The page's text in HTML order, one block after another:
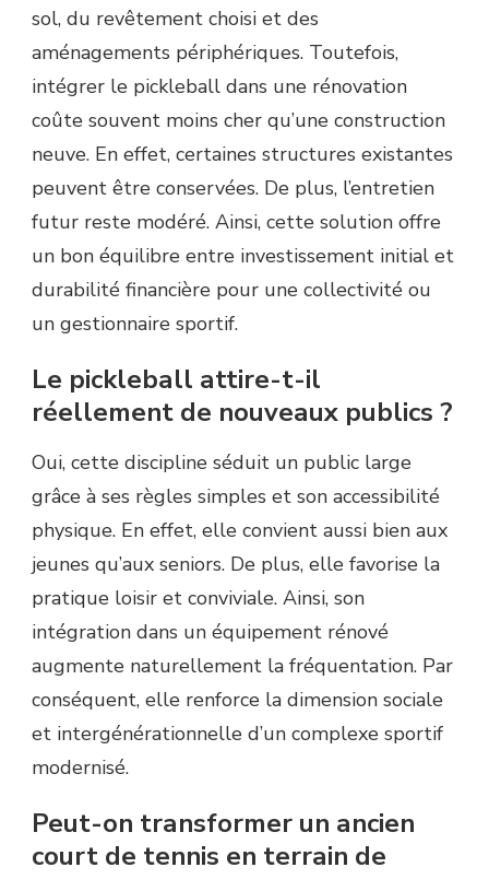
sol, du revêtement choisi et des
aménagements périphériques. Toutefois,
intégrer le pickleball dans une rénovation
coûte souvent moins cher qu’une construction
neuve. En effet, certaines structures existantes
peuvent être conservées. De plus, l’entretien
futur reste modéré. Ainsi, cette solution offre
un bon équilibre entre investissement initial et
durabilité financière pour une collectivité ou
un gestionnaire sportif.
Le pickleball attire-t-il
réellement de nouveaux publics ?
Oui, cette discipline séduit un public large
grâce à ses règles simples et son accessibilité
physique. En effet, elle convient aussi bien aux
jeunes qu’aux seniors. De plus, elle favorise la
pratique loisir et conviviale. Ainsi, son
intégration dans un équipement rénové
augmente naturellement la fréquentation. Par
conséquent, elle renforce la dimension sociale
et intergénérationnelle d’un complexe sportif
modernisé.
Peut-on transformer un ancien
court de tennis en terrain de